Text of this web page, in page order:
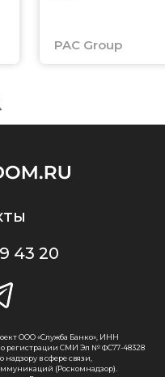
PAC Group
43 20
ООО «Служба Банко», ИНН
о регистрации СМИ Эл № ФС77-48328
надзору в сфере связи,
(Роскомнадзор).